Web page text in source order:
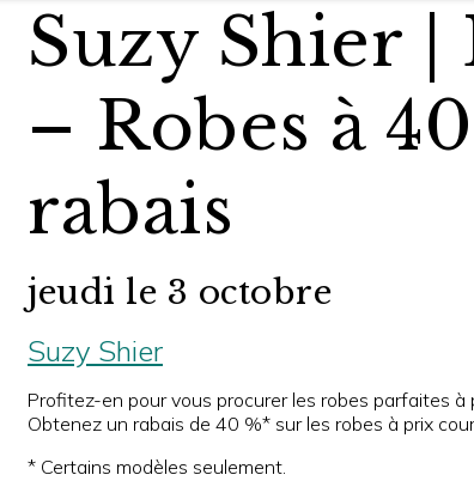
Suzy Shier |
– Robes à
rabais
jeudi le 3 octobre
Suzy Shier
Profitez-en pour vous procurer les robes parfaites
Obtenez un rabais de 40 %* sur les robes à prix
* Certains modèles seulement.